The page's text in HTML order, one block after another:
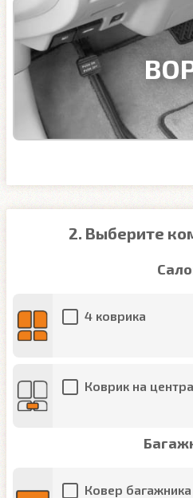
2. Выберите
4 коврика
Коврик на
Ковер